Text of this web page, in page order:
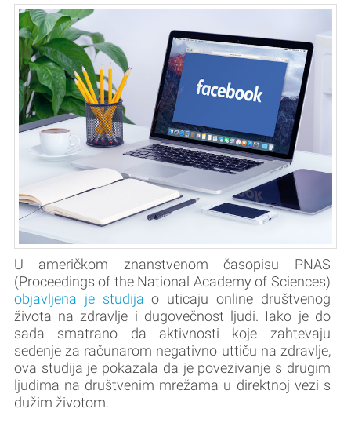
U američkom znanstvenom časopisu PNAS
(Proceedings of the National Academy of Sciences)
objavljena je studija o uticaju online društvenog
života na zdravlje i dugovečnost ljudi. Iako je do
sada smatrano da aktivnosti koje zahtevaju
sedenje za računarom negativno uttiču na zdravlje,
ova studija je pokazala da je povezivanje s drugim
ljudima na društvenim mrežama u direktnoj vezi s
dužim životom.